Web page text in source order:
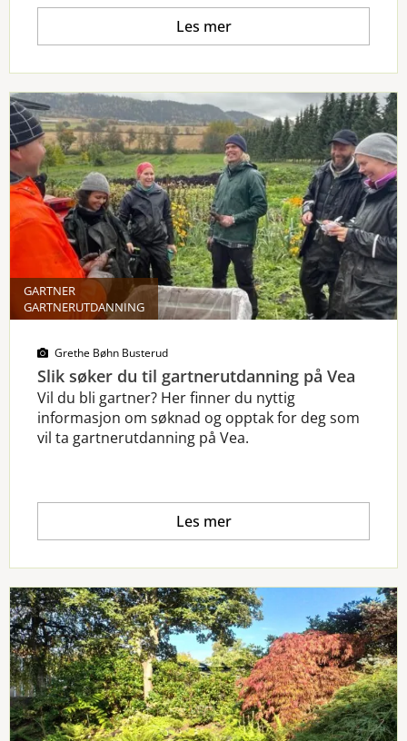
Les mer
GARTNER
GARTNERUTDANNING
Grethe Bøhn Busterud
Slik søker du til gartnerutdanning på Vea
Vil du bli gartner? Her finner du nyttig
informasjon om søknad og opptak for deg som
vil ta gartnerutdanning på Vea.
Les mer